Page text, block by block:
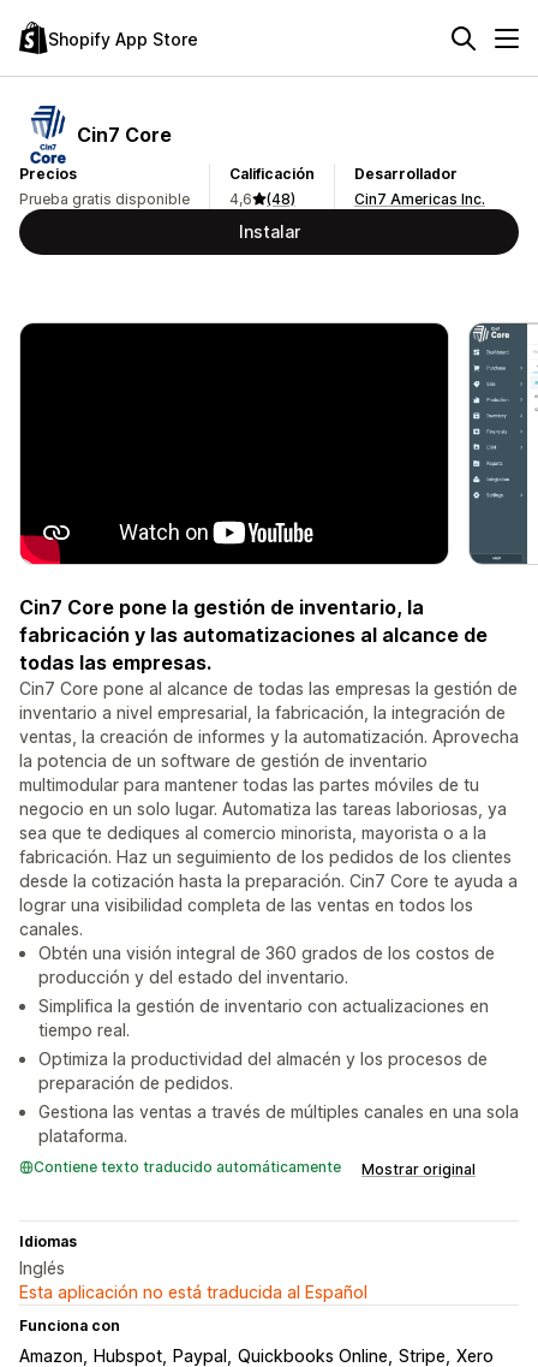
Shopify App Store
Cin7 Core
Precios
Prueba gratis disponible
Calificación
4,6
(48)
Desarrollador
Cin7 Americas Inc.
Instalar
Cin7 Core pone la gestión de inventario, la
fabricación y las automatizaciones al alcance de
todas las empresas.
Cin7 Core pone al alcance de todas las empresas la gestión de
inventario a nivel empresarial, la fabricación, la integración de
ventas, la creación de informes y la automatización. Aprovecha
la potencia de un software de gestión de inventario
multimodular para mantener todas las partes móviles de tu
negocio en un solo lugar. Automatiza las tareas laboriosas, ya
sea que te dediques al comercio minorista, mayorista o a la
fabricación. Haz un seguimiento de los pedidos de los clientes
desde la cotización hasta la preparación. Cin7 Core te ayuda a
lograr una visibilidad completa de las ventas en todos los
canales.
Obtén una visión integral de 360 grados de los costos de
producción y del estado del inventario.
Simplifica la gestión de inventario con actualizaciones en
tiempo real.
Optimiza la productividad del almacén y los procesos de
preparación de pedidos.
Gestiona las ventas a través de múltiples canales en una sola
plataforma.
Contiene texto traducido automáticamente Mostrar original
Idiomas
Inglés
Esta aplicación no está traducida al Español
Funciona con
Amazon Hubspot Paypal Quickbooks Online Stripe Xero